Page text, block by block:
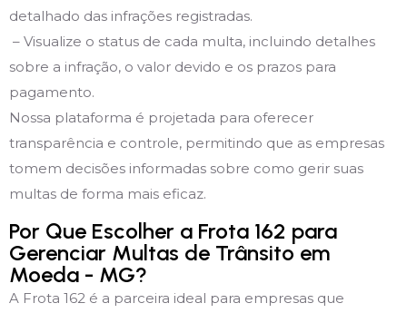
detalhado das infrações registradas.
– Visualize o status de cada multa, incluindo detalhes
sobre a infração, o valor devido e os prazos para
pagamento.
Nossa plataforma é projetada para oferecer
transparência e controle, permitindo que as empresas
tomem decisões informadas sobre como gerir suas
multas de forma mais eficaz.
Por Que Escolher a Frota 162 para
Gerenciar Multas de Trânsito em
Moeda - MG?
A Frota 162 é a parceira ideal para empresas que